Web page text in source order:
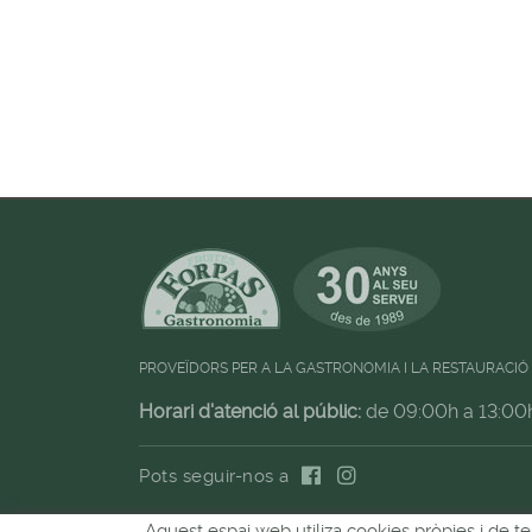
PROVEÏDORS PER A LA GASTRONOMIA I LA RESTAURACIÓ
Horari d'atenció al públic: de 09:00h a
Pots seguir-nos a